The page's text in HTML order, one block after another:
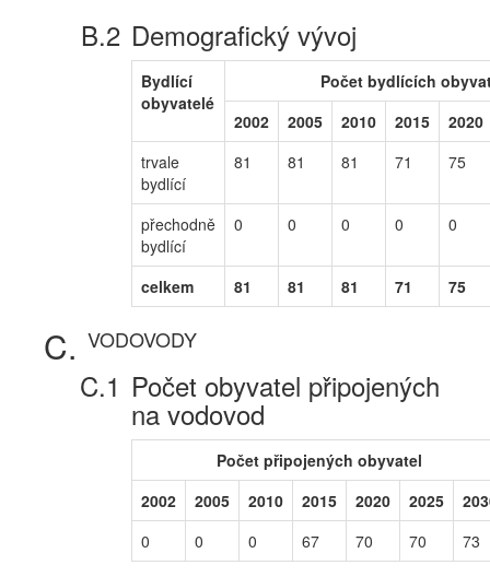
Demografický vývoj
Bydlící
obyvatelé
Počet bydlících
2002
2005 2010 2015
2020
trvale
bydlící
81 81 81 71 75
přechodně
bydlící
0 0 0 0 0
celkem 81 81 81 71 75
VODOVODY
Počet obyvatel připojených
na vodovod
Počet připojených obyvatel
2002
2005 2010 2015 2020 2025
0
0 0 67 70 70 73